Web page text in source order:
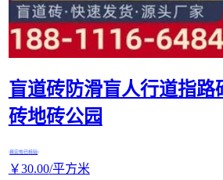
盲道砖防滑盲人行道指路
砖地砖公园
真实性已核验
￥30.00/平方米